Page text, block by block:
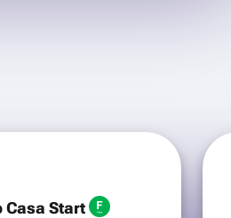
Casa Start